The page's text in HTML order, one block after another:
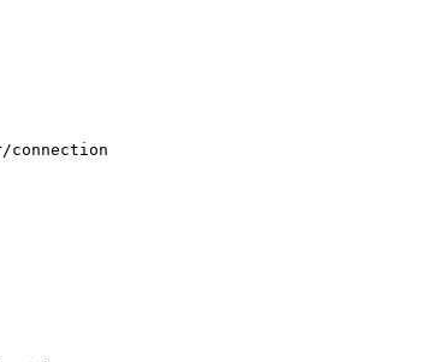
dass die Variable oder Funktion, auf die Sie